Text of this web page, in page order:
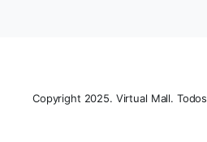
Copyright 2025. Virtual Mall.